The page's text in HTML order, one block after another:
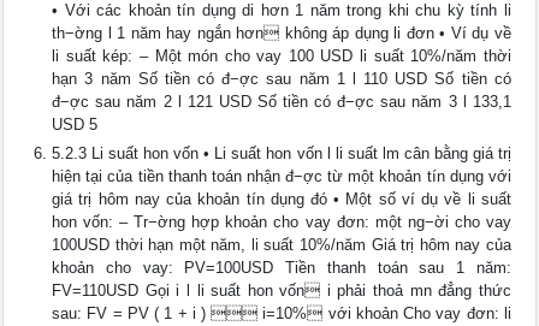
• Với các khoản tín dụng di hơn 1 năm trong khi chu kỳ tính li
th−ờng l 1 năm hay ngắn hơn không áp dụng li đơn • Ví dụ về
li suất kép: – Một món cho vay 100 USD li suất 10%/năm thời
hạn 3 năm Số tiền có đ−ợc sau năm 1 l 110 USD Số tiền có
đ−ợc sau năm 2 l 121 USD Số tiền có đ−ợc sau năm 3 l 133,1
USD 5
5.2.3 Li suất hon vốn • Li suất hon vốn l li suất lm cân bằng giá trị
hiện tại của tiền thanh toán nhận đ−ợc từ một khoản tín dụng với
giá trị hôm nay của khoản tín dụng đó • Một số ví dụ về li suất
hon vốn: – Tr−ờng hợp khoản cho vay đơn: một ng−ời cho vay
100USD thời hạn một năm, li suất 10%/năm Giá trị hôm nay của
khoản cho vay: PV=100USD Tiền thanh toán sau 1 năm:
FV=110USD Gọi i l li suất hon vốn i phải thoả mn đẳng thức
sau: FV = PV ( 1 + i )  i=10% với khoản Cho vay đơn: li